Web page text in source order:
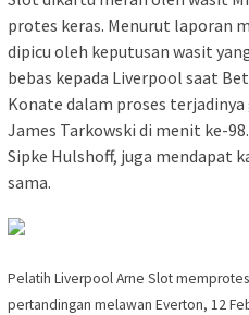
protes keras. Menurut laporan
dipicu oleh keputusan wasit
bebas kepada Liverpool saat
Konate dalam proses
James Tarkowski di menit ke-
Sipke Hulshoff, juga mendapat
sama.
Pelatih Liverpool Arne Slot
pertandingan melawan Everton, 12